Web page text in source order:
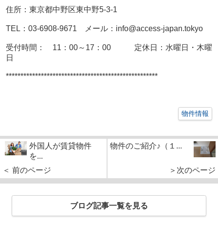
住所：東京都中野区東中野5-3-1
TEL： 03-6908-9671 メール： info@access-japan.tokyo
受付時間： 11：00～17：00 定休日：水曜日・木曜
日
****************************************************
物件情報
外国人が賃貸物件
を...
＜ 前のページ
物件のご紹介♪（１...
＞次のページ
ブログ記事一覧を見る